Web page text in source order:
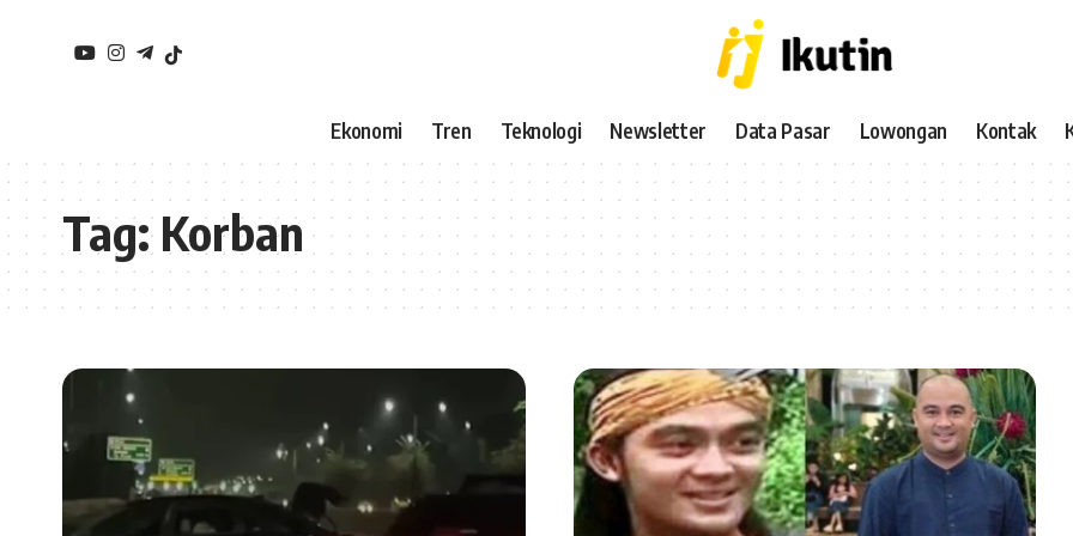
Ekonomi Tren Teknologi Newsletter Data Pasar Lowongan Kontak
Tag:Korban